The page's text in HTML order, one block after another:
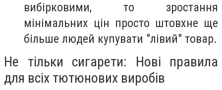
вибірковими, то зростання
мінімальних цін просто штовхне ще
більше людей купувати "лівий" товар.
Не тільки сигарети: Нові правила
для всіх тютюнових виробів